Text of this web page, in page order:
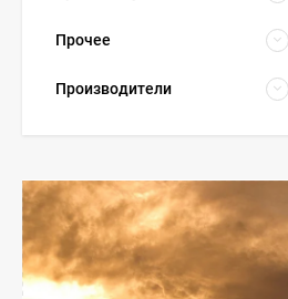
Прочее
Производители